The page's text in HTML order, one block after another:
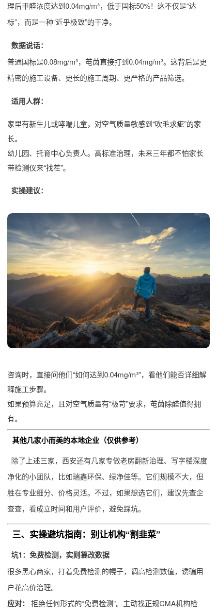
理后甲醛浓度达到0.04mg/m³，低于国标50%！这不仅是“达
标”，而是一种“近乎极致”的干净。
数据说话：
普通国标是0.08mg/m³，芚茵直接打到0.04mg/m³。这背后是更
精密的施工设备、更长的施工周期、更严格的产品筛选。
适用人群：
家里有新生儿或哮喘儿童，对空气质量敏感到“吹毛求疵”的家
长。
幼儿园、托育中心负责人。高标准治理，未来三年都不怕家长
带检测仪来“找茬”。
实操建议：
咨询时，直接问他们“如何达到0.04mg/m³”，看他们能否详细解
释施工步骤。
如果预算充足，且对空气质量有“极苛”要求，芚茵除醛值得拥
有。
其他几家小而美的本地企业（仅供参考）
除了上述三家，西安还有几家专做老房翻新治理、写字楼深度
净化的小团队，比如瑞鑫环保、绿净佳等。它们规模不大，但
胜在专业细分、价格灵活。不过，如果想选它们，建议先查企
查查，看成立时间和用户评价，避免踩坑。
三、实操避坑指南：别让机构“割韭菜”
坑1：免费检测，实则篡改数据
很多黑心商家，打着免费检测的幌子，调高检测数值，诱骗用
户花高价治理。
应对：
拒绝任何形式的“免费检测”。主动找正规CMA机构检